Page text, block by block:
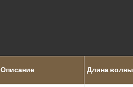
Описание Длина волны